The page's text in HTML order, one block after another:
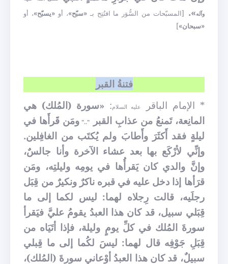
وآله». [المسبّحات من السُّوَر ما افتُتِح بـ«سبّح»، أو «يسبّح»، أو
«سبحان»]
فتنةُ القبر
* الإمام الباقر
عليه السلام: «سورة (المُلك) هي
المانِعة، تَمنعُ من عذابِ القبر
".." ومَن قَرأَها في
ليلةٍ فقد أَكثَرَ وأَطابَ ولم يُكتَب من الغافِلين.
وإنِّي لأرْكَع بها بعد عشاء الآخرة وأنا جالسٌ،
وإنَّ والدي كان يَقرأُها في يومِه وليلتِه، ومَن
قرَأها إذا دخل عليه في قبره ناكرٌ ونكيرٌ من قِبَل
رجلَيه، قالت رِجلاه لهما: ليس لكما إلى ما
قِبَلي سبيل، قد كان هذا العبدُ يقومُ عليَّ فيَقرأ
سورةَ المُلك في كلِّ يومٍ وليلة، فإذا أتَيَاه من
قِبَلِ جَوْفِه قال لهما: ليسَ لكُما إلى ما قِبلي
سبيلٌ، قد كان هذا العبدُ أوْعاني سورةَ (المُلك)،